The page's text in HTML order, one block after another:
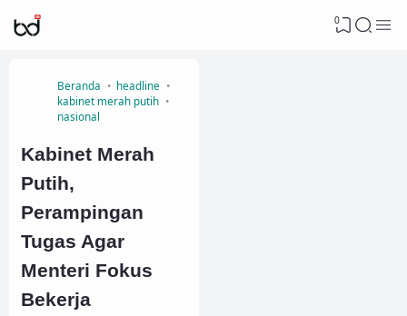
0
Beranda
headline
kabinet merah putih
nasional
Kabinet Merah
Putih,
Perampingan
Tugas Agar
Menteri Fokus
Bekerja